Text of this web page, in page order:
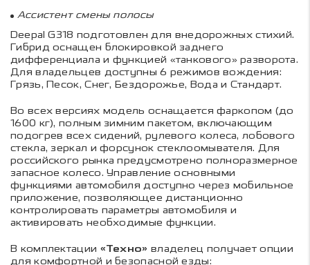
Ассистент смены полосы
Deepal G318 подготовлен для внедорожных стихий.
Гибрид оснащен блокировкой заднего
дифференциала и функцией «танкового» разворота.
Для владельцев доступны 6 режимов вождения:
Грязь, Песок, Снег, Бездорожье, Вода и Стандарт.
Во всех версиях модель оснащается фаркопом (до
1600 кг), полным зимним пакетом, включающим
подогрев всех сидений, рулевого колеса, лобового
стекла, зеркал и форсунок стеклоомывателя. Для
российского рынка предусмотрено полноразмерное
запасное колесо. Управление основными
функциями автомобиля доступно через мобильное
приложение, позволяющее дистанционно
контролировать параметры автомобиля и
активировать необходимые функции.
В комплектации «Техно» владелец получает опции
для комфортной и безопасной езды: